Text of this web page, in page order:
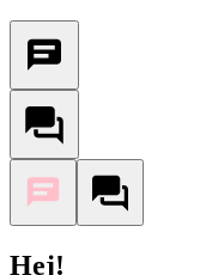
Hej!